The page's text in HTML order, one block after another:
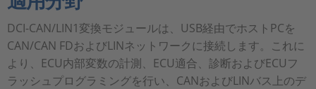
DCI-CAN/LIN1変換モジュールは、USB経由でホストPCを
CAN/CAN FDおよびLINネットワークに接続します。これに
より、ECU内部変数の計測、ECU適合、診断およびECUフ
ラッシュプログラミングを行い、CANおよびLINバス上のデ